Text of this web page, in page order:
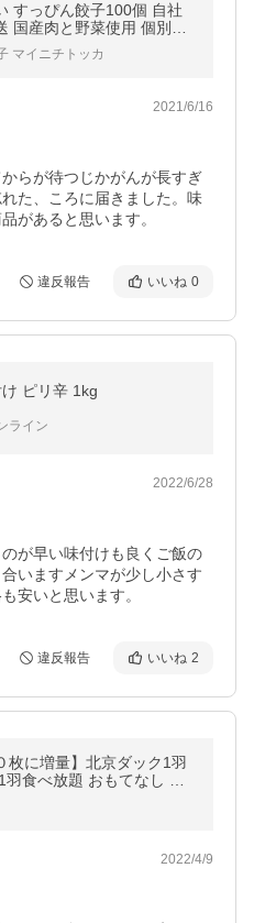
すっぴん餃子100個 自社
国産肉と野菜使用 個別冷
ョーザ 冷凍餃子 点心 中
マイニチトッカ
2021/6/16
らが待つじかがんが長すぎ
た、ころに届きました。味
があると思います。
違反報告 いいね 0
ピリ辛 1kg
ライン
2022/6/28
が早い味付けも良くご飯の
いますメンマが少し小さす
安いと思います。
違反報告 いいね 2
枚に増量】北京ダック1羽
食べ放題 おもてなし カ
皮 甜麺醤 お歳暮 プレゼ
り物 ギフト
2022/4/9